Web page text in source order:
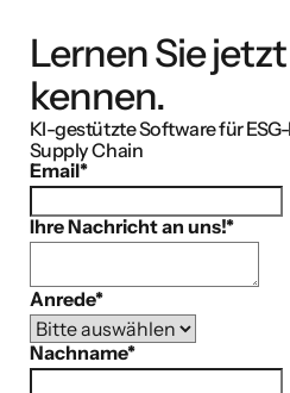
Lernen Sie
kennen.
KI-gestützte Software für
Supply Chain
Email*
Ihre Nachricht an uns!*
Anrede*
Nachname*